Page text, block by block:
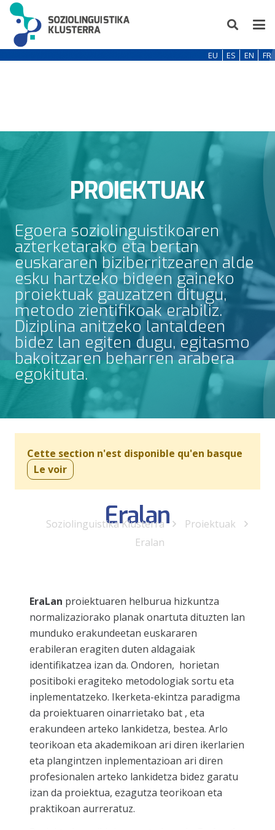
EU ES EN FR
PROIEKTUAK
Egoera soziolinguistikoaren
azterketarako eta bertan
euskararen biziberritzearen alde
esku hartzeko bideen gaineko
proiektuak gauzatzen ditugu,
metodo zientifikoak erabiliz.
Diziplina anitzeko lantaldeen
bidez lan egiten dugu, egitasmo
bakoitzaren beharren arabera
egokituta.
Cette section n'est disponible qu'en basque
Le voir
Eralan
Soziolinguistika Klusterra
Proiektuak
Eralan
EraLan proiektuaren helburua hizkuntza
normalizaziorako planak onartuta dituzten lan
munduko erakundeetan euskararen
erabileran eragiten duten aldagaiak
identifikatzea izan da. Ondoren, horietan
positiboki eragiteko metodologiak sortu eta
inplementatzeko. Ikerketa-ekintza paradigma
da proiektuaren oinarrietako bat , eta
erakundeen arteko lankidetza, bestea. Arlo
teorikoan eta akademikoan ari diren ikerlarien
eta plangintzen inplementazioan ari diren
profesionalen arteko lankidetza bidez garatu
izan da proiektua, ezagutza teorikoan eta
praktikoan aurreratuz.